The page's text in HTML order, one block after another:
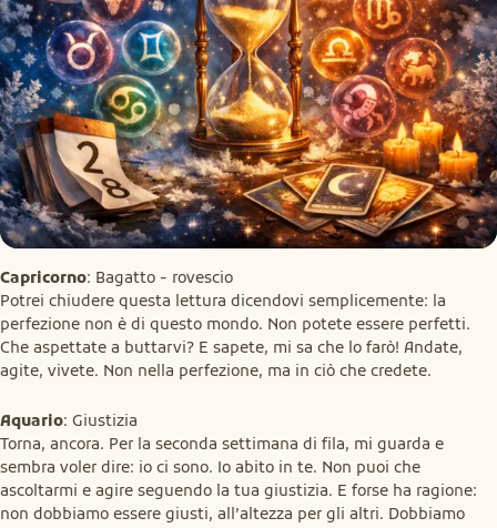
Capricorno: Bagatto - rovescio
Potrei chiudere questa lettura dicendovi semplicemente: la
perfezione non è di questo mondo. Non potete essere perfetti.
Che aspettate a buttarvi? E sapete, mi sa che lo farò! Andate,
agite, vivete. Non nella perfezione, ma in ciò che credete.
Aquario: Giustizia
Torna, ancora. Per la seconda settimana di fila, mi guarda e
sembra voler dire: io ci sono. Io abito in te. Non puoi che
ascoltarmi e agire seguendo la tua giustizia. E forse ha ragione:
non dobbiamo essere giusti, all’altezza per gli altri. Dobbiamo